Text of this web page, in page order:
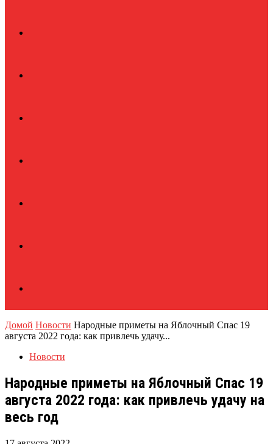
Домой Новости Народные приметы на Яблочный Спас 19
августа 2022 года: как привлечь удачу...
Новости
Народные приметы на Яблочный Спас 19
августа 2022 года: как привлечь удачу на
весь год